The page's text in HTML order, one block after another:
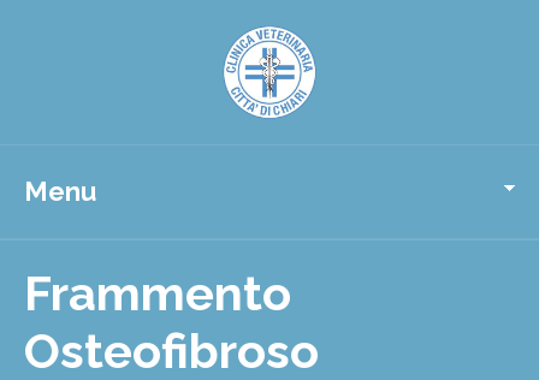
Menu
Frammento
Osteofibroso